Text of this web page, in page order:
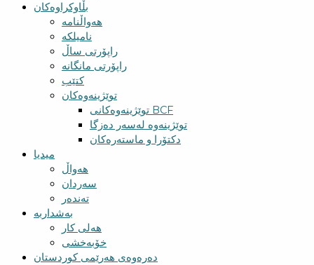
بڵاوکراوەکان
هەواڵنامە
نامیلکە
راپۆرتی ساڵ
راپۆرتی مانگانە
کتێب
توێژینەوەکان
توێژینەوەکانی BCF​
توێژینەوە لەسەر دەزگا
دکتۆرا و ماستەرەکان
میدیا
‌‌هەواڵ
سه‌ردان
تەندەر
بەشداربە
هەلی کار
خۆبەخشی
دەرەوەی هەرێمی کوردستان